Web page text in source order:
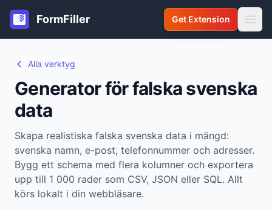
FormFiller Get Extension
Alla verktyg
Generator för falska svenska
data
Skapa realistiska falska svenska data i mängd:
svenska namn, e-post, telefonnummer och adresser.
Bygg ett schema med flera kolumner och exportera
upp till 1 000 rader som CSV, JSON eller SQL. Allt
körs lokalt i din webbläsare.